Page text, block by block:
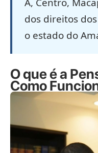
dos direitos
o estado do
O que é a
Como